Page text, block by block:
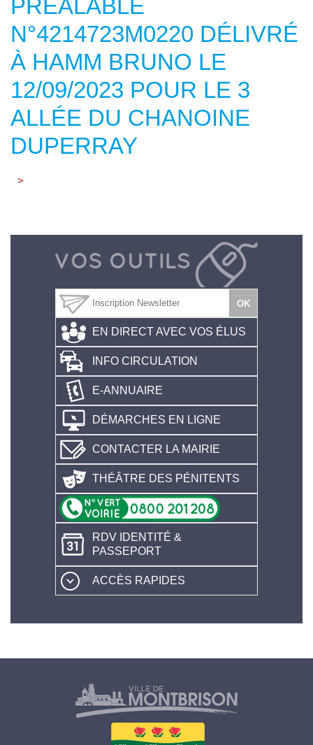
PRÉALABLE
N°4214723M0220 DÉLIVRÉ
À HAMM BRUNO LE
12/09/2023 POUR LE 3
ALLÉE DU CHANOINE
DUPERRAY
>
EN DIRECT AVEC VOS ÉLUS
INFO CIRCULATION
E-ANNUAIRE
DÉMARCHES EN LIGNE
CONTACTER LA MAIRIE
THÉÂTRE DES PÉNITENTS
RDV IDENTITÉ &
PASSEPORT
ACCÈS RAPIDES